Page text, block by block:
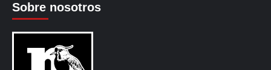
Sobre nosotros